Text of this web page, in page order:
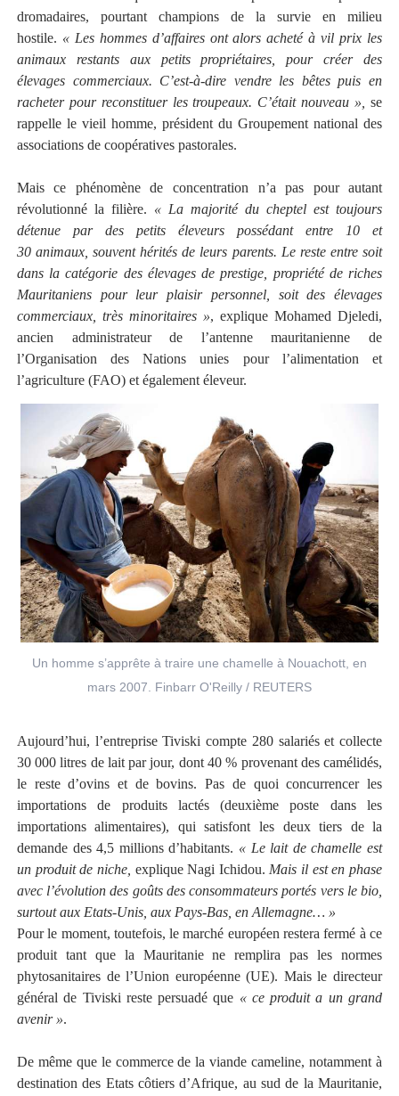
dromadaires, pourtant champions de la survie en milieu
hostile. « Les hommes d’affaires ont alors acheté à vil prix les
animaux restants aux petits propriétaires, pour créer des
élevages commerciaux. C’est-à-dire vendre les bêtes puis en
racheter pour reconstituer les troupeaux. C’était nouveau »,
se
rappelle le vieil homme, président du Groupement national des
associations de coopératives pastorales.
Mais ce phénomène de concentration n’a pas pour autant
révolutionné la filière. « La majorité du cheptel est toujours
détenue par des petits éleveurs possédant entre 10 et
30 animaux, souvent hérités de leurs parents. Le reste entre soit
dans la catégorie des élevages de prestige, propriété de riches
Mauritaniens pour leur plaisir personnel, soit des élevages
commerciaux, très minoritaires », explique Mohamed Djeledi,
ancien administrateur de l’antenne mauritanienne de
l’Organisation des Nations unies pour l’alimentation et
l’agriculture (FAO) et également éleveur.
Un homme s’apprête à traire une chamelle à Nouachott, en
mars 2007. Finbarr O'Reilly / REUTERS
Aujourd’hui, l’entreprise Tiviski compte 280 salariés et collecte
30 000 litres de lait par jour, dont 40 % provenant des camélidés,
le reste d’ovins et de bovins. Pas de quoi concurrencer les
importations de produits lactés (deuxième poste dans les
importations alimentaires), qui satisfont les deux tiers de la
demande des 4,5 millions d’habitants. « Le lait de chamelle est
un produit de niche, explique Nagi Ichidou. Mais il est en phase
avec l’évolution des goûts des consommateurs portés vers le bio,
surtout aux Etats-Unis, aux Pays-Bas, en Allemagne… »
Pour le moment, toutefois, le marché européen restera fermé à ce
produit tant que la Mauritanie ne remplira pas les normes
phytosanitaires de l’Union européenne (UE). Mais le directeur
général de Tiviski reste persuadé que « ce produit a un grand
avenir ».
De même que le commerce de la viande cameline, notamment à
destination des Etats côtiers d’Afrique, au sud de la Mauritanie,